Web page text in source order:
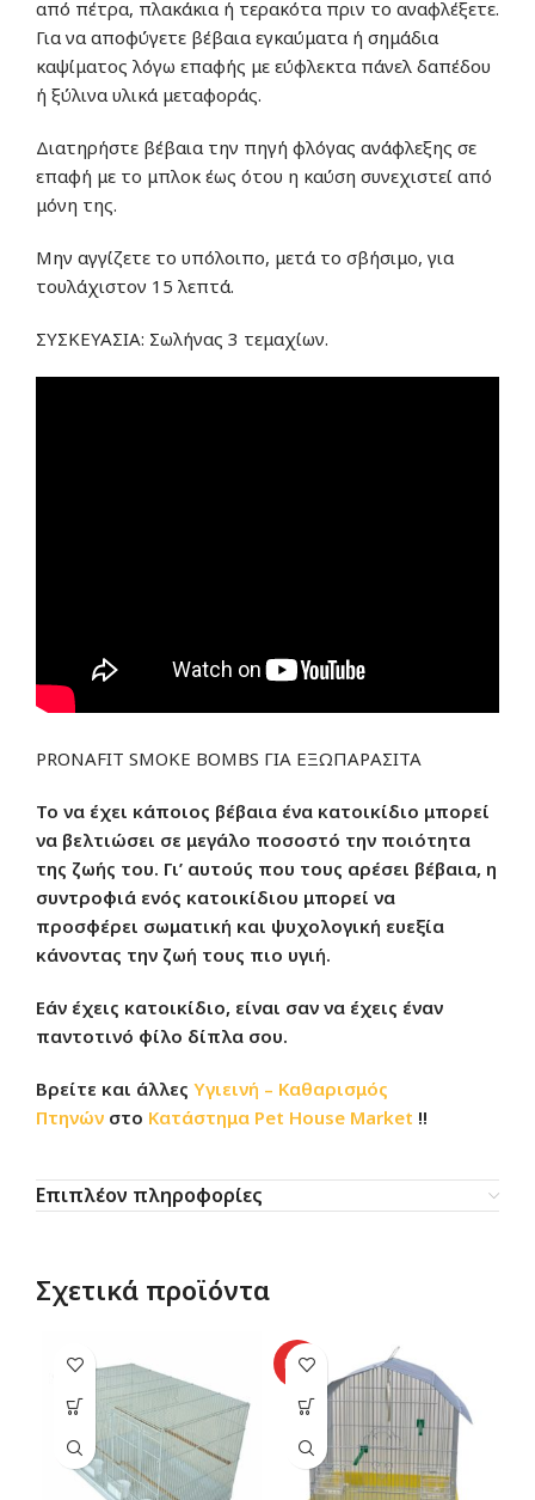
από πέτρα, πλακάκια ή τερακότα πριν το αναφλέξετε.
Για να αποφύγετε βέβαια εγκαύματα ή σημάδια
καψίματος λόγω επαφής με εύφλεκτα πάνελ δαπέδου
ή ξύλινα υλικά μεταφοράς.
Διατηρήστε βέβαια την πηγή φλόγας ανάφλεξης σε
επαφή με το μπλοκ έως ότου η καύση συνεχιστεί από
μόνη της.
Μην αγγίζετε το υπόλοιπο, μετά το σβήσιμο, για
τουλάχιστον 15 λεπτά.
ΣΥΣΚΕΥΑΣΙΑ: Σωλήνας 3 τεμαχίων.
PRONAFIT SMOKE BOMBS ΓΙΑ ΕΞΩΠΑΡΑΣΙΤΑ
Το να έχει κάποιος βέβαια ένα κατοικίδιο μπορεί
να βελτιώσει σε μεγάλο ποσοστό την ποιότητα
της ζωής του. Γι’ αυτούς που τους αρέσει βέβαια, η
συντροφιά ενός κατοικίδιου μπορεί να
προσφέρει σωματική και ψυχολογική ευεξία
κάνοντας την ζωή τους πιο υγιή.
Εάν έχεις κατοικίδιο, είναι σαν να έχεις έναν
παντοτινό φίλο δίπλα σου.
Βρείτε και άλλες Υγιεινή – Καθαρισμός
Πτηνών στο Κατάστημα Pet House Market !!
Επιπλέον πληροφορίες
Σχετικά προϊόντα
HOT